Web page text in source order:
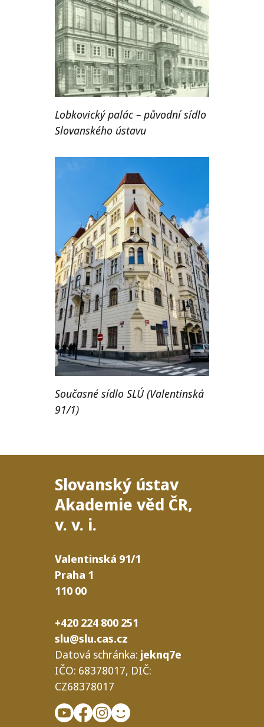
Lobkovický palác – původní sídlo
Slovanského ústavu
Současné sídlo SLÚ (Valentinská
91/1)
Slovanský ústav
Akademie věd ČR,
v. v. i.
Valentinská 91/​1
Praha 1
110 00
+420 224 800 251
slu@slu.cas.cz
Datová schrán­ka: jeknq7e
IČO: 68378017, DIČ:
CZ68378017